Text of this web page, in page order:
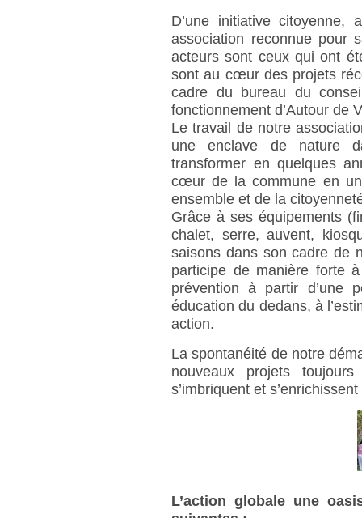
D’une initiative
association reconnue pour
acteurs sont ceux qui ont
sont au cœur des projets
cadre du bureau du
fonctionnement d’Autour de
Le travail de notre
une enclave de nature
transformer en quelques
cœur de la commune en
ensemble et de la
Grâce à ses équipements
chalet, serre, auvent,
saisons dans son cadre de
participe de manière forte
prévention à partir d’une
éducation du dedans, à
action.
La spontanéité de notre
nouveaux projets
s’imbriquent et
L’action globale une